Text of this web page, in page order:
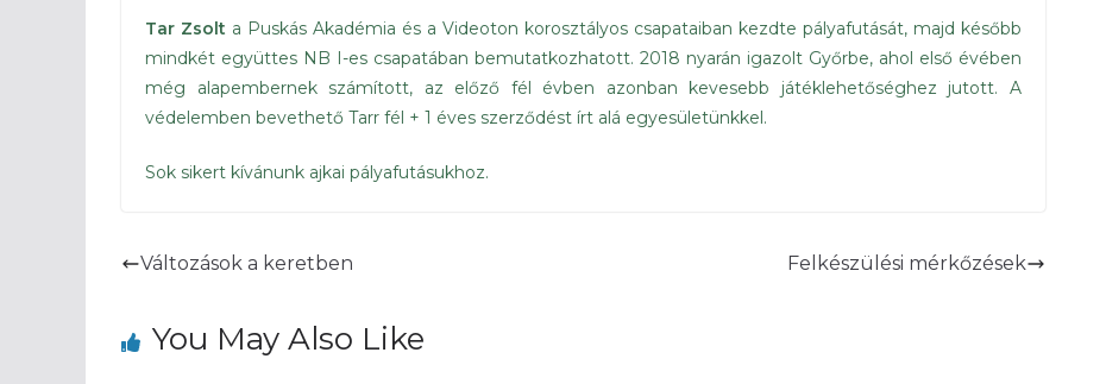
Tar Zsolt a Puskás Akadémia és a Videoton korosztályos csapataiban kezdte pályafutását, majd később
mindkét együttes NB I-es csapatában bemutatkozhatott. 2018 nyarán igazolt Győrbe, ahol első évében
még alapembernek számított, az előző fél évben azonban kevesebb játéklehetőséghez jutott. A
védelemben bevethető Tarr fél + 1 éves szerződést írt alá egyesületünkkel.
Sok sikert kívánunk ajkai pályafutásukhoz.
Változások a keretben Felkészülési mérkőzések
You May Also Like